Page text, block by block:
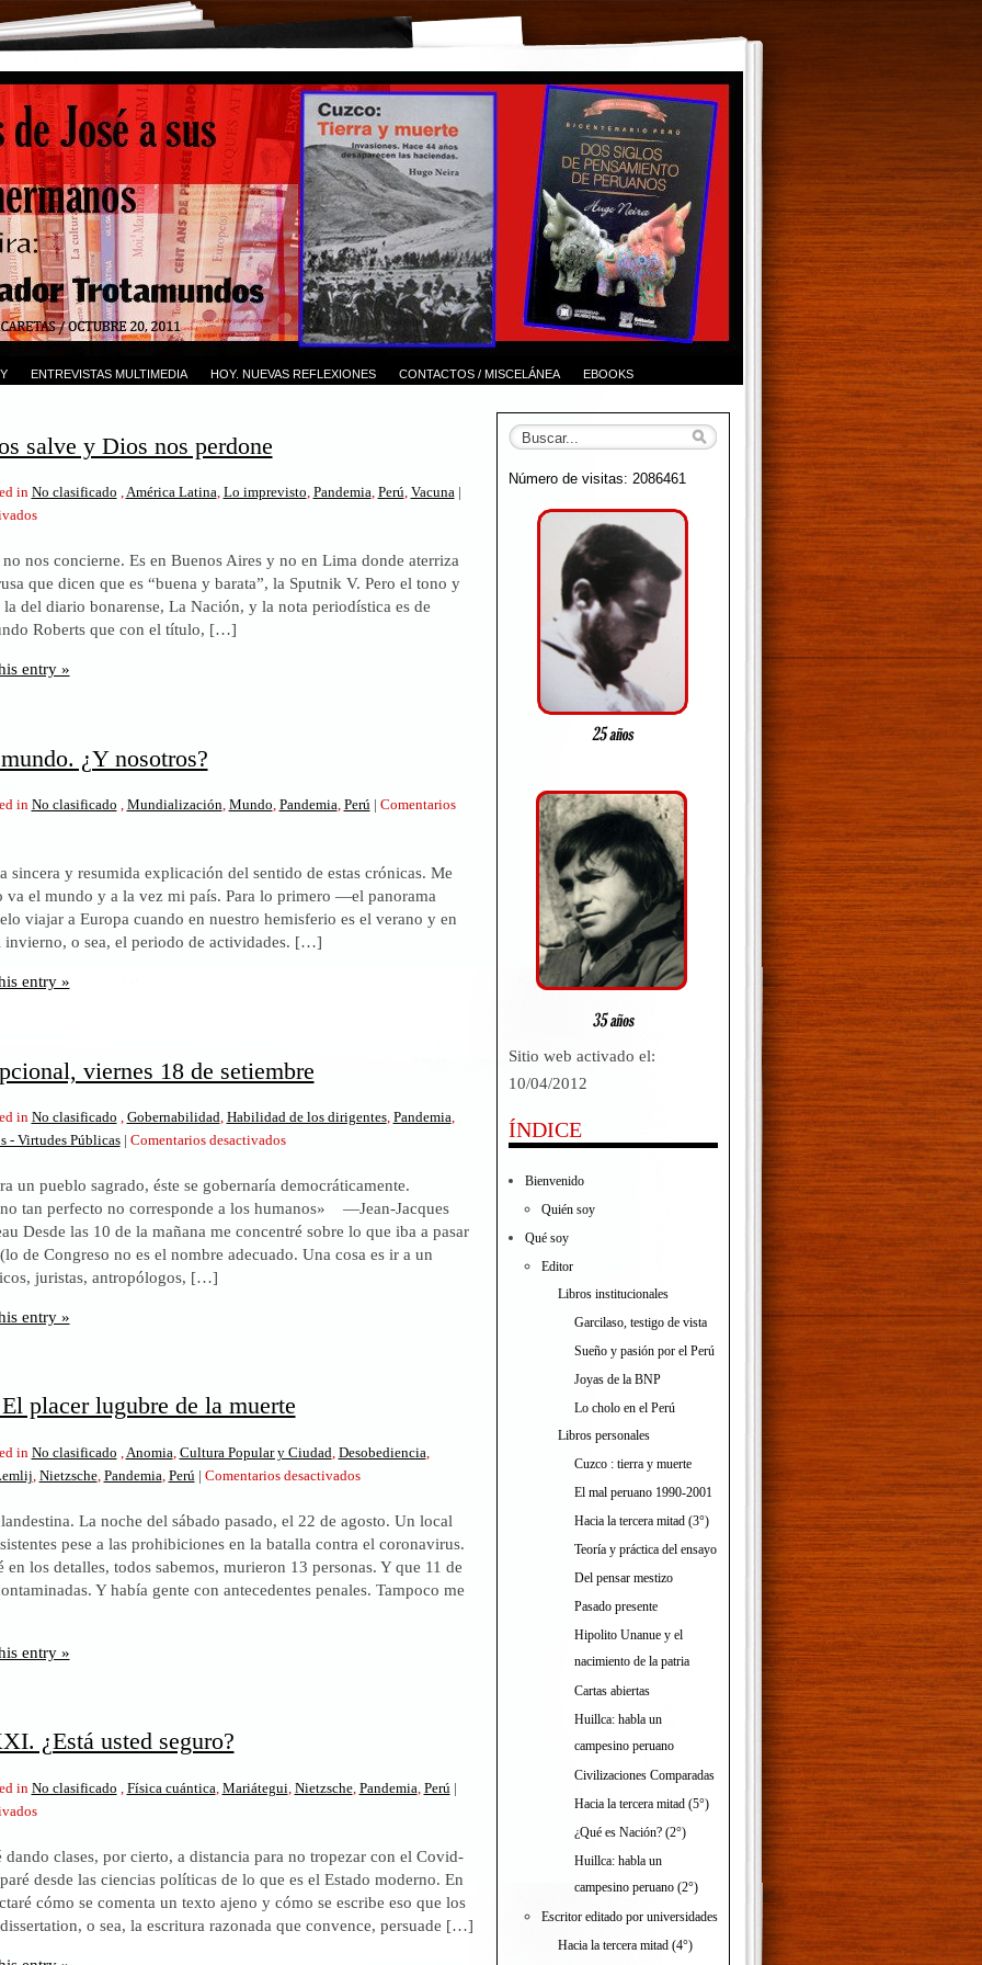
ENTREVISTAS MULTIMEDIA HOY. NUEVAS REFLEXIONES CONTACTOS / MISCELÁNEA EBOOKS
salve y Dios nos perdone
in No clasificado ,América Latina, Lo imprevisto, Pandemia, Perú, Vacuna |
en
Putin
nos
salve
y
nos
nos concierne. Es en Buenos Aires y no en Lima donde aterriza
que dicen que es “buena y barata”, la Sputnik V. Pero el tono y
del diario bonarense, La Nación, y la nota periodística es de
Roberts que con el título, […]
entry »
¿Y nosotros?
in No clasificado Mundialización Mundo Pandemia Perú | Comentarios
sincera y resumida explicación del sentido de estas crónicas. Me
va el mundo y a la vez mi país. Para lo primero —el panorama
viajar a Europa cuando en nuestro hemisferio es el verano y en
o sea, el periodo de actividades. […]
entry »
viernes 18 de setiembre
in No clasificado Gobernabilidad Habilidad de los dirigentes, Pandemia
- Virtudes Públicas | Comentarios desactivadosen
día
excepcional,
viernes
18
un pueblo sagrado, éste se gobernaría democráticamente.
tan perfecto no corresponde a los humanos» —Jean-Jacques
Desde las 10 de la mañana me concentré sobre lo que iba a pasar
de Congreso no es el nombre adecuado. Una cosa es ir a un
juristas, antropólogos, […]
entry »
placer lugubre de la muerte
in No clasificado Anomia Cultura Popular y Ciudad Desobediencia
Nietzsche, Pandemia Perú | Comentarios desactivadosen
Olivos.
El
placer
lugubre
La noche del sábado pasado, el 22 de agosto. Un local
pese a las prohibiciones en la batalla contra el coronavirus.
en los detalles, todos sabemos, murieron 13 personas. Y que 11 de
Y había gente con antecedentes penales. Tampoco me
entry »
¿Está usted seguro?
in No clasificado Física cuántica Mariátegui Nietzsche, Pandemia Perú |
en
siglo
XXI.
¿Está
usted
dando clases, por cierto, a distancia para no tropezar con el Covid-
desde las ciencias políticas de lo que es el Estado moderno. En
cómo se comenta un texto ajeno y cómo se escribe eso que los
o sea, la escritura razonada que convence, persuade […]
Número de visitas: 2086461
Sitio web activado el:
10/04/2012
ÍNDICE
Bienvenido
Quién soy
Qué soy
Editor
Libros institucionales
Garcilaso, testigo de vista
Sueño y pasión por el Perú
Joyas de la BNP
Lo cholo en el Perú
Libros personales
Cuzco : tierra y muerte
El mal peruano 1990-2001
Hacia la tercera mitad (3°)
Teoría y práctica del ensayo
Del pensar mestizo
Pasado presente
Hipolito Unanue y el
nacimiento de la patria
Cartas abiertas
Huillca: habla un
campesino peruano
Civilizaciones Comparadas
Hacia la tercera mitad (5°)
¿Qué es Nación? (2°)
Huillca: habla un
campesino peruano (2°)
Escritor editado por universidades
Hacia la tercera mitad (4°)